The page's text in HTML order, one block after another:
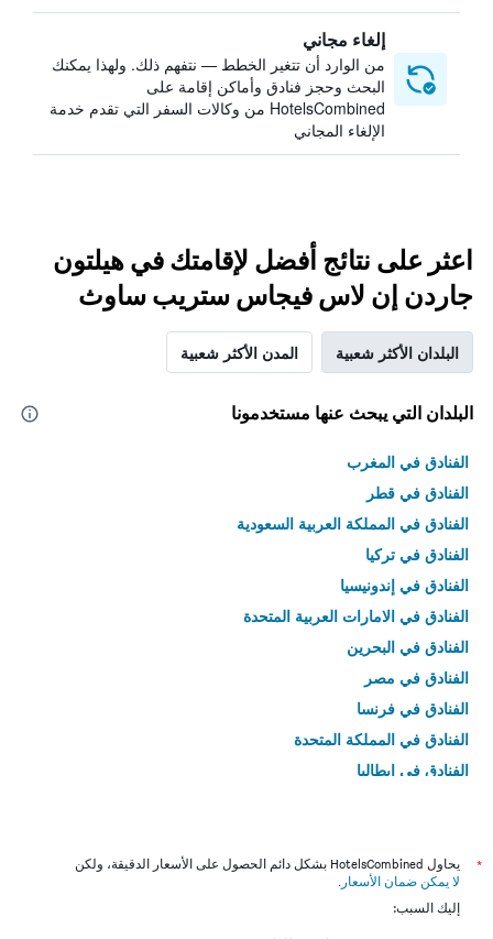
إلغاء مجاني
من الوارد أن تتغير الخطط — نتفهم ذلك. ولهذا يمكنك
البحث وحجز فنادق وأماكن إقامة على
HotelsCombined من وكالات السفر التي تقدم خدمة
الإلغاء المجاني
اعثر على نتائج أفضل لإقامتك في هيلتون
جاردن إن لاس فيجاس ستريب ساوث
البلدان الأكثر شعبية المدن الأكثر شعبية
البلدان التي يبحث عنها مستخدمونا
الفنادق في المغرب
الفنادق في قطر
الفنادق في المملكة العربية السعودية
الفنادق في تركيا
الفنادق في إندونيسيا
الفنادق في الامارات العربية المتحدة
الفنادق في البحرين
الفنادق في مصر
الفنادق في فرنسا
الفنادق في المملكة المتحدة
الفنادق في إيطاليا
*
يحاول HotelsCombined بشكل دائم الحصول على الأسعار الدقيقة، ولكن
لا يمكن ضمان الأسعار .
إليك السبب: